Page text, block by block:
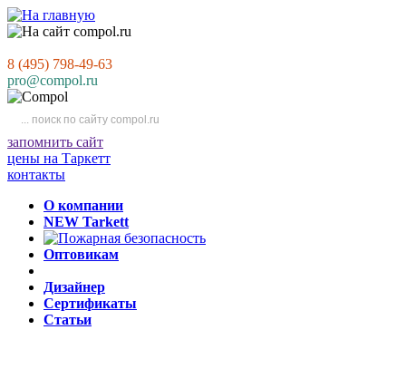
8 (495) 798-49-63
pro@compol.ru
запомнить сайт
цены на Таркетт
контакты
О компании
NEW Tarkett
Оптовикам
Дизайнер
Сертификаты
Статьи